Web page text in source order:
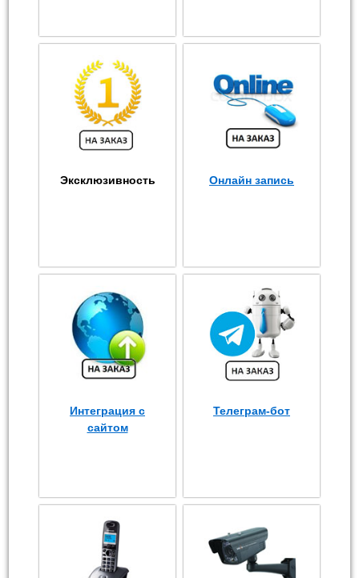
Эксклюзивность Онлайн запись
Интеграция с
сайтом
Телеграм-бот